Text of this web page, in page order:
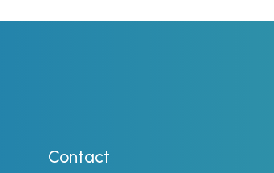
Contact